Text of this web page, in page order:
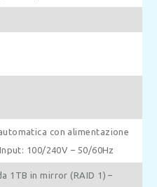
con alimentazione
Input: 100/240V – 50/60Hz
1TB in mirror (RAID 1) –